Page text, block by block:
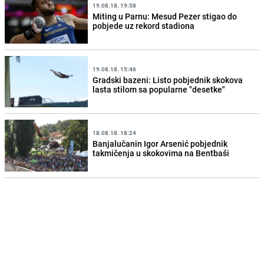
19.08.18. 19:58
Miting u Parnu: Mesud Pezer stigao do
pobjede uz rekord stadiona
19.08.18. 15:46
Gradski bazeni: Listo pobjednik skokova
lasta stilom sa popularne "desetke"
18.08.18. 18:24
Banjalučanin Igor Arsenić pobjednik
takmičenja u skokovima na Bentbaši